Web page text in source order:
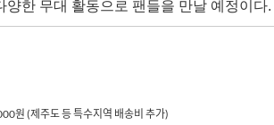
양한 무대 활동으로 팬들을 만날 예정이다.
원 (제주도 등 특수지역 배송비 추가)